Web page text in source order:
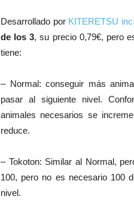
Desarrollado por KITERETSU inc.
de los 3, su precio 0,79€, pero
tiene:
– Normal: conseguir más
pasar al siguiente nivel.
animales necesarios se
reduce.
– Tokoton: Similar al Normal,
100, pero no es necesario 100
nivel.